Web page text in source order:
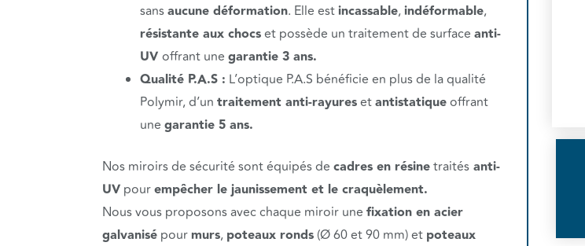
sansaucune déformation. Elle estincassable,indéformable,
résistante aux chocset possède un traitement de surface anti-
UV offrant une garantie 3 ans.
Qualité P.A.S : L’optique P.A.S bénéficie en plus de la qualité
Polymir, d’un traitement anti-rayuresetantistatiqueoffrant
une garantie 5 ans.
Nos miroirs de sécurité sont équipés de cadres en résinetraités anti-
UV pourempêcher le jaunissement et le craquèlement.
Nous vous proposons avec chaque miroir une fixation en acier
galvanisé pourmurs, poteaux ronds (Ø 60 et 90 mm) et poteaux